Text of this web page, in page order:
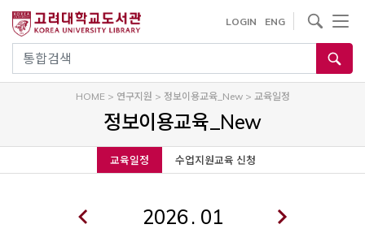
건
기
통합검색
LOGIN ENG
사이트내 검색
HOME> 연구지원 > 정보이용교육_New> 교육일정
정보이용교육_New
교육일정 수업지원교육 신청
.